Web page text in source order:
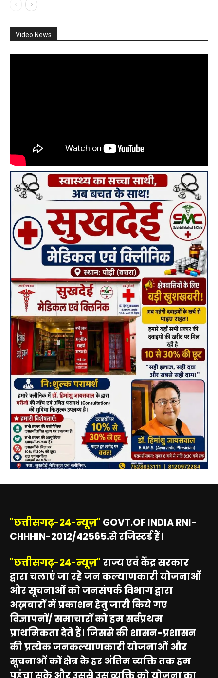
Video News
"छत्तीसगढ़-24-न्यूज़" GOVT.OF INDIA RNI-
CHHHIN-2012/42565.से रजिस्टर्ड हैं।
"छत्तीसगढ़-24-न्यूज़"राज्य एवं केंद्र सरकार
द्वारा चलाएं जा रहे जन कल्याणकारी योजनाओं
और सूचनाओं को जनसंपर्क विभाग द्वारा
अख़बारों में प्रकाशन हेतु जारी किये गए
विज्ञापनों/ समाचारों को हम सर्वप्रथम
प्राथमिकता देते हैं। जिससे की शासन-प्रशासन
की प्रत्येक जनकल्याणकारी योजनाओं और
सूचनाओं कों क्षेत्र के हर अंतिम व्यक्ति तक हम